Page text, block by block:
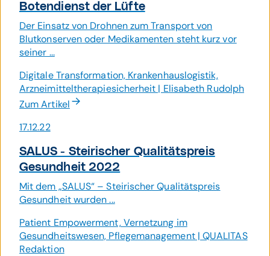
Boten­dienst der Lüfte
Der Einsatz von Drohnen zum Transport von
Blutkonserven oder Medikamenten steht kurz vor
seiner ...
Digitale Transformation, Krankenhauslogistik,
Arzneimitteltherapiesicherheit | Elisabeth Rudolph
Zum Artikel
17.12.22
SALUS - Steirischer Qualitäts­preis
Gesund­heit 2022
Mit dem „SALUS“ – Steirischer Qualitätspreis
Gesundheit wurden ...
Patient Empowerment, Vernetzung im
Gesundheitswesen, Pflegemanagement | QUALITAS
Redaktion